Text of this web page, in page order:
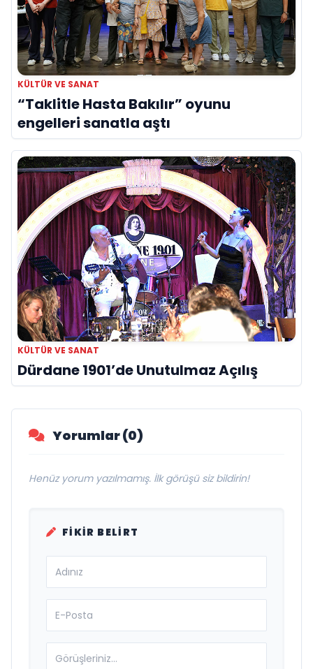
KÜLTÜR VE SANAT
“Taklitle Hasta Bakılır” oyunu
engelleri sanatla aştı
KÜLTÜR VE SANAT
Dürdane 1901’de Unutulmaz Açılış
Yorumlar (0)
Henüz yorum yazılmamış. İlk görüşü siz bildirin!
FIKIR BELIRT